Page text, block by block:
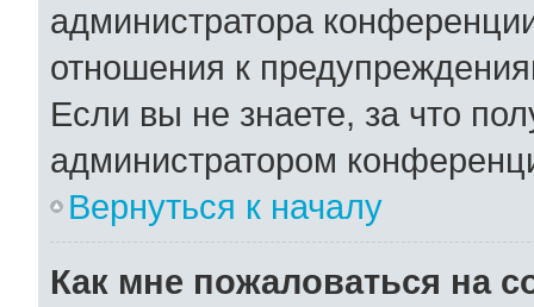
администратора
отношения к
Если вы не знаете, за что
администратором
Вернуться к началу
Как мне пожаловаться на